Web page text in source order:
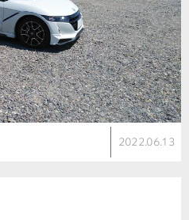
2022.06.13